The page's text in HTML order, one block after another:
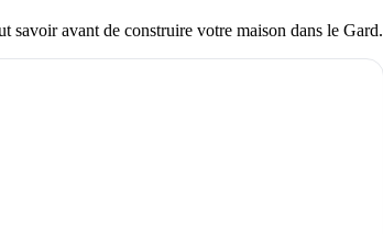
avant de construire votre maison dans le Gard.